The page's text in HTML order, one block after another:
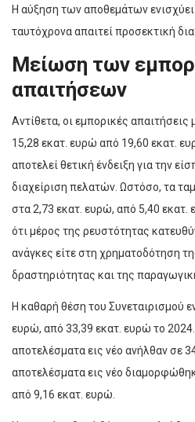
Η αύξηση των αποθεμάτων ενισχύει
ταυτόχρονα απαιτεί προσεκτική
Μείωση των
απαιτήσεων
Αντίθετα, οι εμπορικές
15,28 εκατ. ευρώ από 19,60 εκατ.
αποτελεί θετική ένδειξη για την
διαχείριση πελατών. Ωστόσο, τα
στα 2,73 εκατ. ευρώ, από 5,40 εκατ.
ότι μέρος της ρευστότητας
ανάγκες είτε στη χρηματοδότηση
δραστηριότητας και της
Η καθαρή θέση του Συνεταιρισμού
ευρώ, από 33,39 εκατ. ευρώ το
αποτελέσματα εις νέο ανήλθαν σε
αποτελέσματα εις νέο
από 9,16 εκατ. ευρώ.